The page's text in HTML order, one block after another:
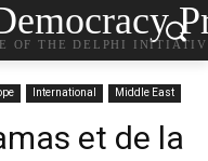
OF THE DELPHI
International Middle East
et de la